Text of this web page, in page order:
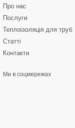
Про нас
Послуги
Теплоізоляція для труб
Статті
Контакти
Ми в соцмережах